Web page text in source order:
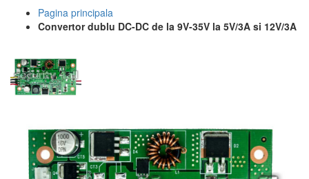
Pagina principala
Convertor dublu DC-DC de la 9V-35V la 5V/3A si 12V/3A